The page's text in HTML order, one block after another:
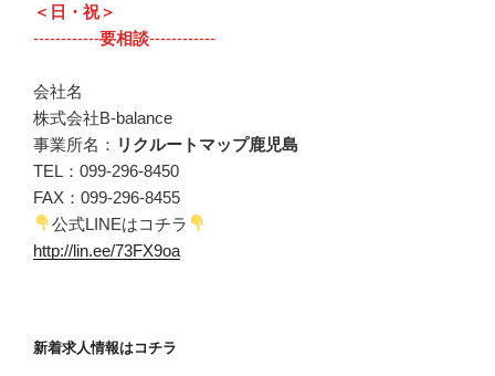
＜日・祝＞
------------要相談------------
会社名
株式会社B-balance
事業所名： リクルートマップ鹿児島
TEL：099-296-8450
FAX：099-296-8455
公式LINEはコチラ
http://lin.ee/73FX9oa
新着求人情報はコチラ